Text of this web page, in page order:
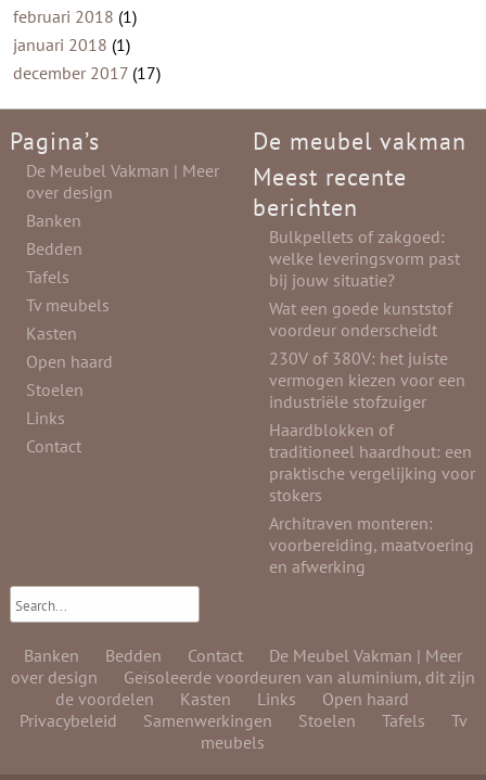
februari 2018 (1)
januari 2018 (1)
december 2017(17)
Pagina’s
De Meubel Vakman | Meer
over design
Banken
Bedden
Tafels
Tv meubels
Kasten
Open haard
Stoelen
Links
Contact
De meubel vakman
Meest recente
berichten
Bulkpellets of zakgoed:
welke leveringsvorm past
bij jouw situatie?
Wat een goede kunststof
voordeur onderscheidt
230V of 380V: het juiste
vermogen kiezen voor een
industriële stofzuiger
Haardblokken of
traditioneel haardhout: een
praktische vergelijking voor
stokers
Architraven monteren:
voorbereiding, maatvoering
en afwerking
Banken Bedden Contact
De Meubel Vakman | Meer
over design
Geïsoleerde voordeuren van aluminium, dit zijn
de voordelen
Kasten Links
Open haard
Privacybeleid
Samenwerkingen Stoelen Tafels
Tv
meubels